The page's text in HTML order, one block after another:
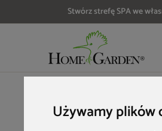
Używamy plików
Stwórz strefę SPA we
Szczegóły